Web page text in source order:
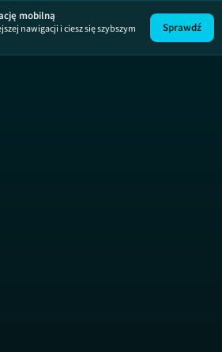
mobilną
nawigacji i ciesz się szybszym
Sprawdź